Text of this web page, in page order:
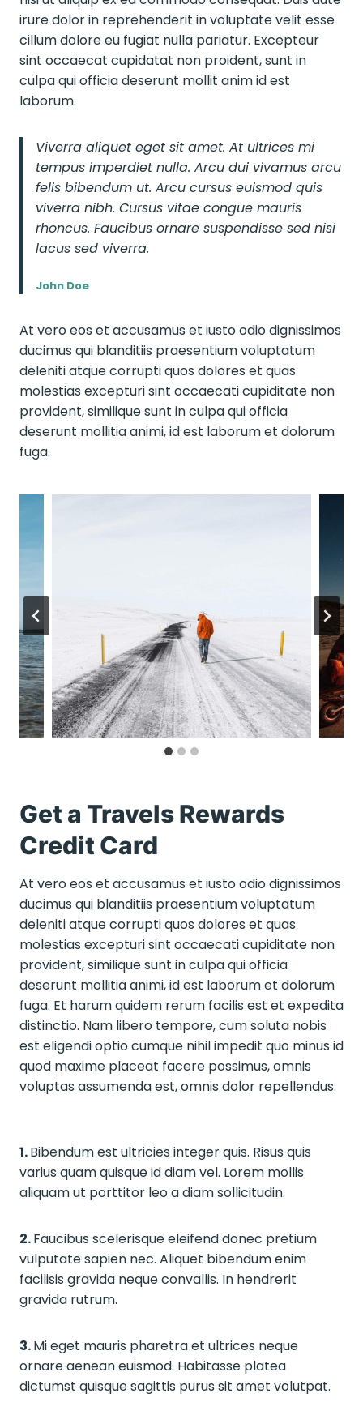
irure dolor in reprehenderit in voluptate velit esse
cillum dolore eu fugiat nulla pariatur. Excepteur
sint occaecat cupidatat non proident, sunt in
culpa qui officia deserunt mollit anim id est
laborum.
Viverra aliquet eget sit amet. At ultrices mi
tempus imperdiet nulla. Arcu dui vivamus arcu
felis bibendum ut. Arcu cursus euismod quis
viverra nibh. Cursus vitae congue mauris
rhoncus. Faucibus ornare suspendisse sed nisi
lacus sed viverra.
John Doe
At vero eos et accusamus et iusto odio dignissimos
ducimus qui blanditiis praesentium voluptatum
deleniti atque corrupti quos dolores et quas
molestias excepturi sint occaecati cupiditate non
provident, similique sunt in culpa qui officia
deserunt mollitia animi, id est laborum et dolorum
fuga.
Get a Travels Rewards
Credit Card
At vero eos et accusamus et iusto odio dignissimos
ducimus qui blanditiis praesentium voluptatum
deleniti atque corrupti quos dolores et quas
molestias excepturi sint occaecati cupiditate non
provident, similique sunt in culpa qui officia
deserunt mollitia animi, id est laborum et dolorum
fuga. Et harum quidem rerum facilis est et expedita
distinctio. Nam libero tempore, cum soluta nobis
est eligendi optio cumque nihil impedit quo minus id
quod maxime placeat facere possimus, omnis
voluptas assumenda est, omnis dolor repellendus.
1.Bibendum est ultricies integer quis. Risus quis
varius quam quisque id diam vel. Lorem mollis
aliquam ut porttitor leo a diam sollicitudin.
2.Faucibus scelerisque eleifend donec pretium
vulputate sapien nec. Aliquet bibendum enim
facilisis gravida neque convallis. In hendrerit
gravida rutrum.
3.Mi eget mauris pharetra et ultrices neque
ornare aenean euismod. Habitasse platea
dictumst quisque sagittis purus sit amet volutpat.